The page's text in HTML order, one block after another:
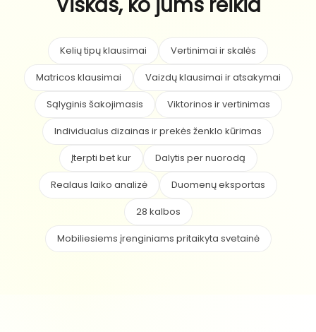
Kelių tipų klausimai
Vertinimai ir skalės
Matricos klausimai
Vaizdų klausimai ir atsakymai
Sąlyginis šakojimasis
Viktorinos ir vertinimas
Individualus dizainas ir prekės ženklo kūrimas
Įterpti bet kur
Dalytis per nuorodą
Realaus laiko analizė
Duomenų eksportas
28 kalbos
Mobiliesiems įrenginiams pritaikyta svetainė